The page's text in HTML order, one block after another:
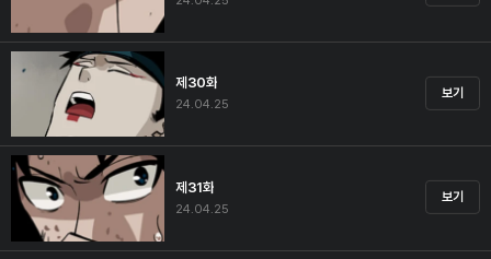
제30화
24.04.25
보기
제31화
24.04.25
보기